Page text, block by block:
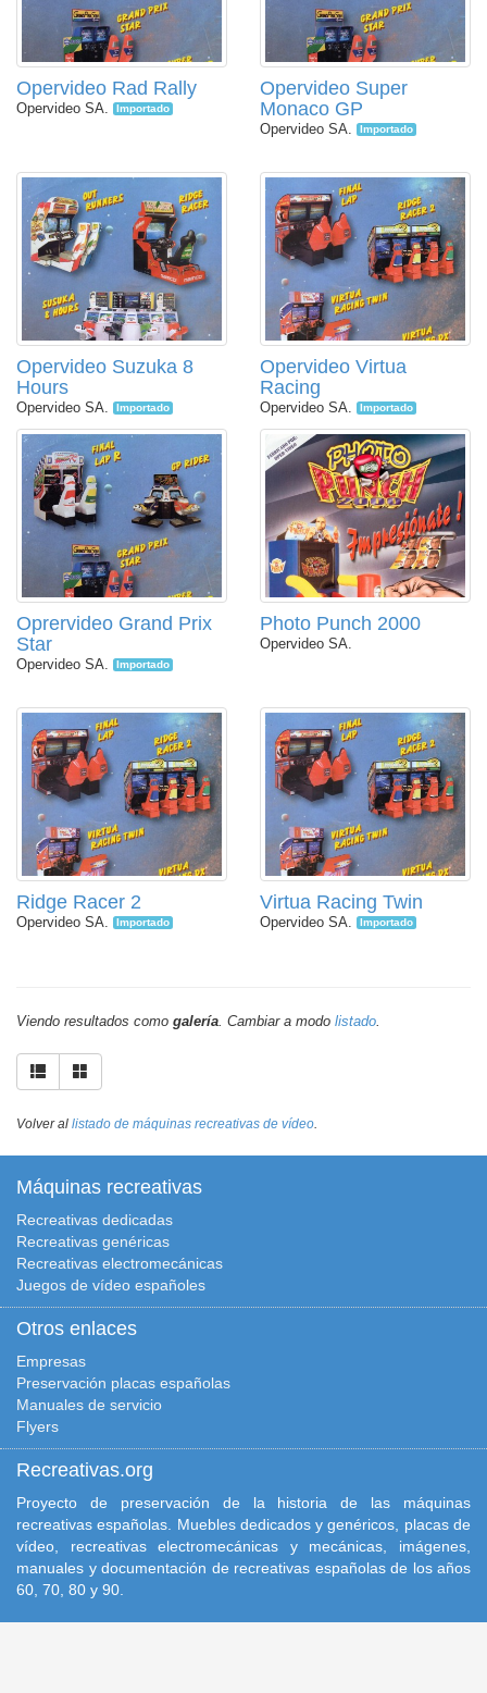
Opervideo Rad Rally
Opervideo SA. Importado
Opervideo Super
Monaco GP
Opervideo SA. Importado
Opervideo Suzuka 8
Hours
Opervideo SA. Importado
Opervideo Virtua
Racing
Opervideo SA. Importado
Oprervideo Grand Prix
Star
Opervideo SA. Importado
Photo Punch 2000
Opervideo SA.
Ridge Racer 2
Opervideo SA. Importado
Virtua Racing Twin
Opervideo SA. Importado
Viendo resultados como galería. Cambiar a modo listado.
Volver al listado de máquinas recreativas de vídeo.
Máquinas recreativas
Recreativas dedicadas
Recreativas genéricas
Recreativas electromecánicas
Juegos de vídeo españoles
Otros enlaces
Empresas
Preservación placas españolas
Manuales de servicio
Flyers
Recreativas.org
Proyecto de preservación de la historia de las máquinas
recreativas españolas. Muebles dedicados y genéricos, placas de
vídeo, recreativas electromecánicas y mecánicas, imágenes,
manuales y documentación de recreativas españolas de los años
60, 70, 80 y 90.